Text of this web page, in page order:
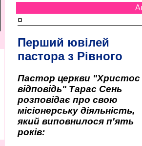
¤
Перший ювілей
пастора з Рівного
Пастор церкви "Христос
відповідь" Тарас Сень
розповідає про свою
місіонерську діяльність,
який виповнилося п'ять
років: